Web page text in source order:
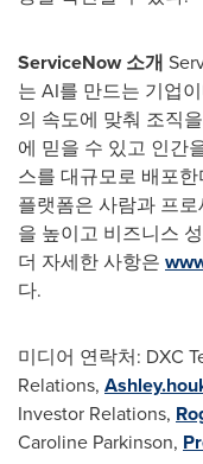
ServiceNow소개
는 AI를 만드는 기업
의 속도에 맞춰 조직
에 믿을 수 있고 인간
스를 대규모로 배포
플랫폼은 사람과 프
을 높이고 비즈니스
더 자세한 사항은
다.
미디어 연락처: DXC
Relations,
Investor Relations,
Caroline Parkinson,